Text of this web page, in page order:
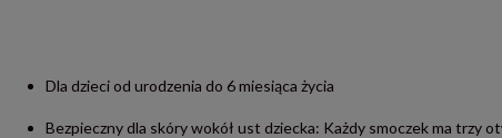
Dla dzieci od urodzenia do 6 miesiąca życia
Bezpieczny dla skóry wokół ust dziecka: Każdy smoczek ma trzy